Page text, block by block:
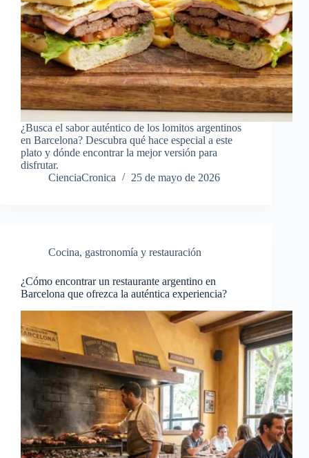
¿Busca el sabor auténtico de los lomitos argentinos
en Barcelona? Descubra qué hace especial a este
plato y dónde encontrar la mejor versión para
disfrutar.
CienciaCronica
25 de mayo de 2026
Cocina, gastronomía y restauración
¿Cómo encontrar un restaurante argentino en
Barcelona que ofrezca la auténtica experiencia?